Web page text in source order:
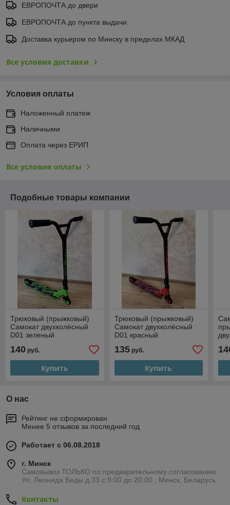
ЕВРОПОЧТА до двери
ЕВРОПОЧТА до пункта выдачи.
Доставка курьером по Минску в пределах МКАД
Все условия доставки
Условия оплаты
Наложенный платеж
Наличными
Оплата через ЕРИП
Все условия оплаты
Подобные товары компании
Трюковый (прыжковый)
Самокат двухколёсный
D01 зеленый
140 руб.
Купить
Трюковый (прыжковый)
Самокат двухколёсный
D01 красный
135руб.
Купить
О нас
Рейтинг не сформирован
Менее 5 отзывов за последний год
Работает с 06.08.2018
г. Минск
Самовывоз ТОЛЬКО по предварительному согласованию
Ул. Леонида Беды д.33 с 9:00 до 20:00 , Минск, Беларусь
Контакты